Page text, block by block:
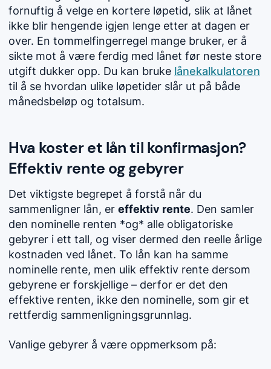
fornuftig å velge en kortere løpetid, slik at lånet
ikke blir hengende igjen lenge etter at dagen er
over. En tommelfingerregel mange bruker, er å
sikte mot å være ferdig med lånet før neste store
utgift dukker opp. Du kan bruke lånekalkulatoren
til å se hvordan ulike løpetider slår ut på både
månedsbeløp og totalsum.
Hva koster et lån til konfirmasjon?
Effektiv rente og gebyrer
Det viktigste begrepet å forstå når du
sammenligner lån, er effektiv rente. Den samler
den nominelle renten *og* alle obligatoriske
gebyrer i ett tall, og viser dermed den reelle årlige
kostnaden ved lånet. To lån kan ha samme
nominelle rente, men ulik effektiv rente dersom
gebyrene er forskjellige – derfor er det den
effektive renten, ikke den nominelle, som gir et
rettferdig sammenligningsgrunnlag.
Vanlige gebyrer å være oppmerksom på: